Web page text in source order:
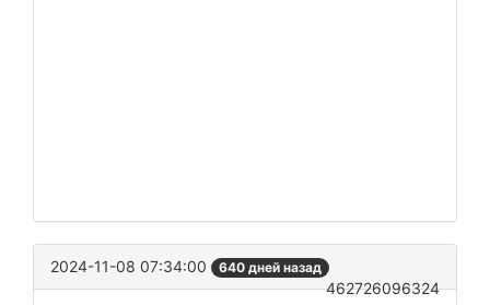
2024-11-08 07:34:00 640 дней назад
462726096324